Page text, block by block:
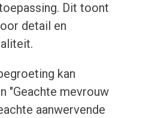
Dit toont
detail en
kan
"Geachte mevrouw
aanwervende